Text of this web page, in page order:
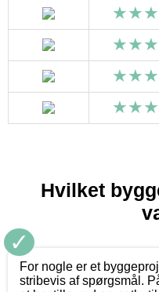
Hvilket
✓
For nogle er et
stribevis af spørgsmål.